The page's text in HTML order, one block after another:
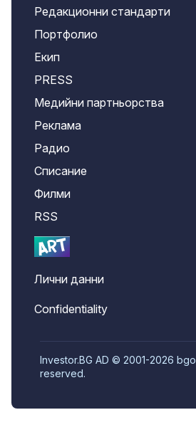
Редакционни стандарти
Портфолио
Екип
PRESS
Медийни партньорства
Реклама
Радио
Списание
Филми
RSS
Лични данни
Confidentiality
Investor.BG AD © 2001-2026
reserved.